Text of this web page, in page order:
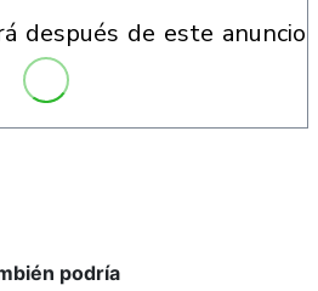
después de este anuncio
podría